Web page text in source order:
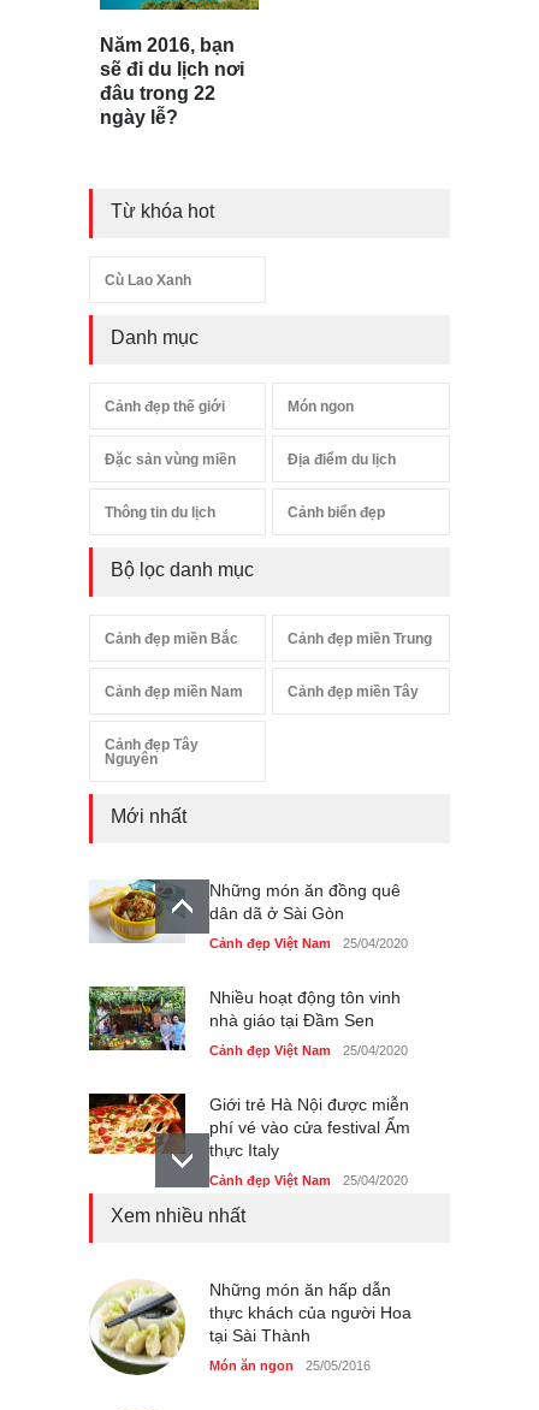
Năm 2016, bạn
sẽ đi du lịch nơi
đâu trong 22
ngày lễ?
Từ khóa hot
Cù Lao Xanh
Danh mục
Cảnh đẹp thế giới Món ngon
Đặc sản vùng miền Địa điểm du lịch
Thông tin du lịch Cảnh biển đẹp
Bộ lọc danh mục
Cảnh đẹp miền Bắc Cảnh đẹp miền Trung
Cảnh đẹp miền Nam Cảnh đẹp miền Tây
Cảnh đẹp Tây
Nguyên
Mới nhất
Những món ăn đồng quê
dân dã ở Sài Gòn
Cảnh đẹp Việt Nam 25/04/2020
Nhiều hoạt động tôn vinh
nhà giáo tại Đầm Sen
Cảnh đẹp Việt Nam 25/04/2020
Giới trẻ Hà Nội được miễn
phí vé vào cửa festival Ẩm
thực Italy
Cảnh đẹp Việt Nam 25/04/2020
Cảnh đẹp Việt Nam 25/04/2020
Bán đảo Sơn Trà sẽ là khu
du lịch quốc gia
Xem nhiều nhất
Những món ăn hấp dẫn
thực khách của người Hoa
tại Sài Thành
Món ăn ngon 25/05/2016